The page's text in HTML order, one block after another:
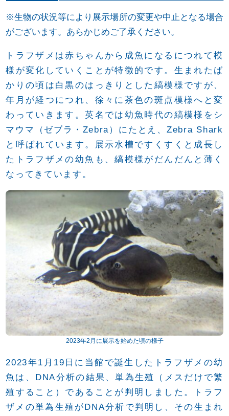
※生物の状況等により展示場所の変更や中止となる場合
がございます。あらかじめご了承ください。
トラフザメは赤ちゃんから成魚になるにつれて模
様が変化していくことが特徴的です。生まれたば
かりの頃は白黒のはっきりとした縞模様ですが、
年月が経つにつれ、徐々に茶色の斑点模様へと変
わっていきます。英名では幼魚時代の縞模様をシ
マウマ（ゼブラ・Zebra）にたとえ、Zebra Shark
と呼ばれています。展示水槽ですくすくと成長し
たトラフザメの幼魚も、縞模様がだんだんと薄く
なってきています。
2023年2月に展示を始めた頃の様子
2023年1月19日に当館で誕生したトラフザメの幼
魚は、DNA分析の結果、単為生殖（メスだけで繁
殖すること）であることが判明しました。トラフ
ザメの単為生殖がDNA分析で判明し、その生まれ